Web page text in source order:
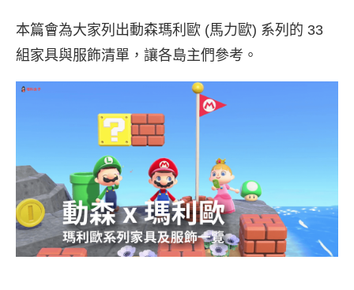
本篇會為大家列出動森瑪利歐 (馬力歐) 系列的 33
組家具與服飾清單，讓各島主們參考。